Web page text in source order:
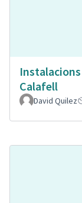
Calafell
David Quilez